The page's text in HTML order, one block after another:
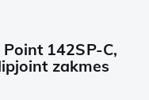
142SP-C,
zakmes